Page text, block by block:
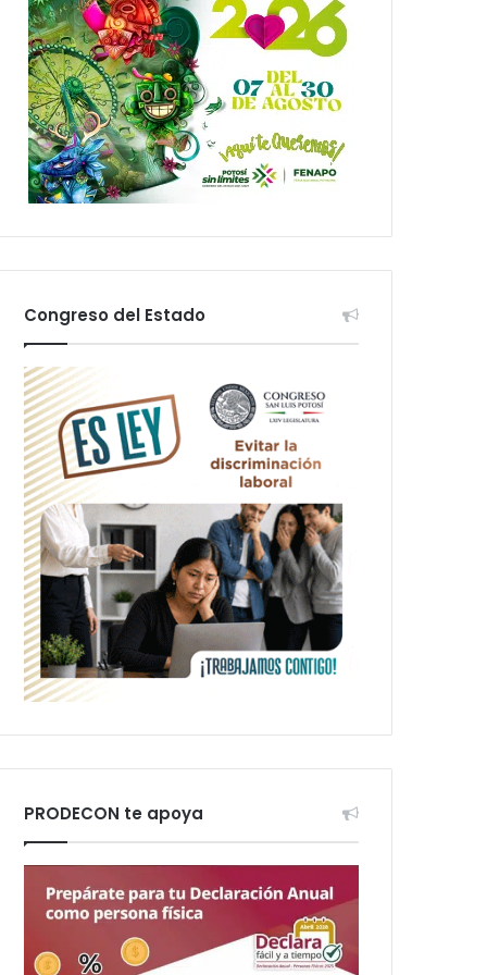
Congreso del Estado
PRODECON te apoya